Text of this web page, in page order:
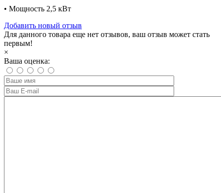
• Мощность 2,5 кВт
Добавить новый отзыв
Для данного товара еще нет отзывов, ваш отзыв может стать
первым!
×
Ваша оценка: